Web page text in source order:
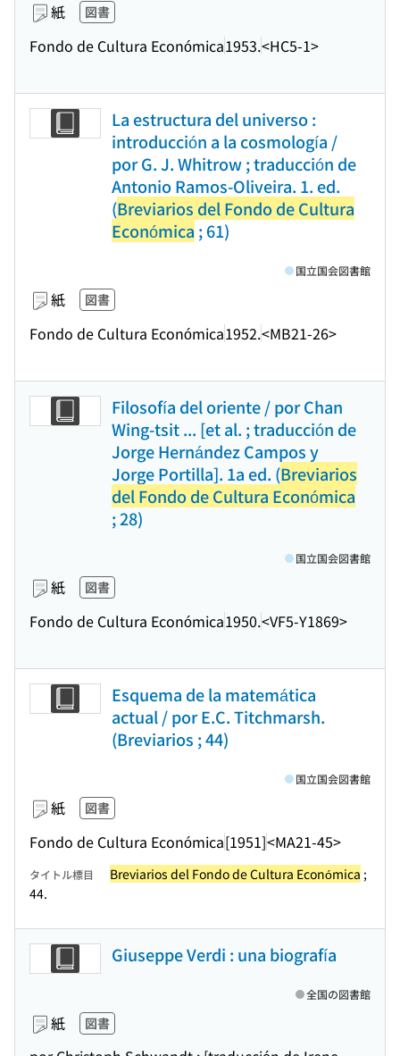
紙 図書
Fondo de Cultura Económica1953.<HC5-1>
La estructura del universo :
introducción a la cosmología /
por G. J. Whitrow ; traducción de
Antonio Ramos-Oliveira. 1. ed.
(Breviarios del Fondo de Cultura
Económica ; 61)
紙 図書
Fondo de Cultura Económica1952.<MB21-26>
国立国会図書館
Filosofía del oriente / por Chan
Wing-tsit ... [et al. ; traducción de
Jorge Hernández Campos y
Jorge Portilla]. 1a ed. (Breviarios
del Fondo de Cultura Económica
; 28)
紙 図書
Fondo de Cultura Económica1950.<VF5-Y1869>
国立国会図書館
Esquema de la matemática
actual / por E.C. Titchmarsh.
(Breviarios ; 44)
紙 図書
Fondo de Cultura Económica[1951]<MA21-45>
国立国会図書館
タイトル標目 Breviarios del Fondo de Cultura Económica ;
44.
Giuseppe Verdi : una biografía
紙 図書
全国の図書館